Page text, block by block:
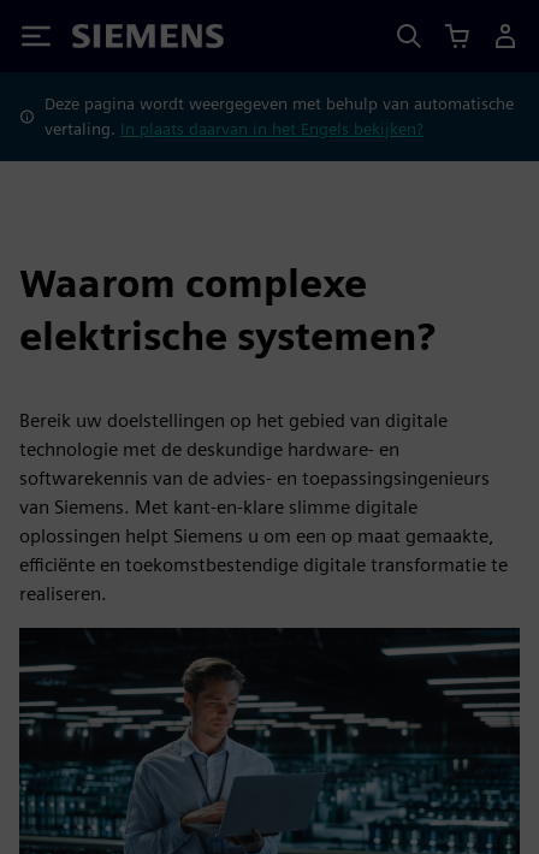
Siemens
Deze pagina wordt weergegeven met behulp van automatische
vertaling. In plaats daarvan in het Engels bekijken?
Waarom complexe
elektrische systemen?
Bereik uw doelstellingen op het gebied van digitale
technologie met de deskundige hardware- en
softwarekennis van de advies- en toepassingsingenieurs
van Siemens. Met kant-en-klare slimme digitale
oplossingen helpt Siemens u om een op maat gemaakte,
efficiënte en toekomstbestendige digitale transformatie te
realiseren.